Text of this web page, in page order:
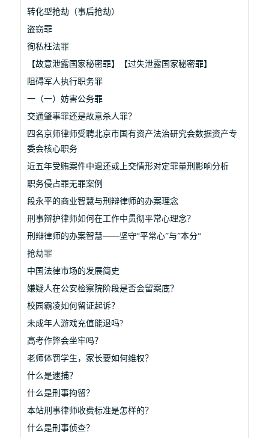
转化型抢劫（事后抢劫）
盗窃罪
徇私枉法罪
【故意泄露国家秘密罪】【过失泄露国家秘密罪】
阻碍军人执行职务罪
一（一）妨害公务罪
交通肇事罪还是故意杀人罪？
四名京师律师受聘北京市国有资产法治研究会数据资产专
委会核心职务
近五年受贿案件中退还或上交情形对定罪量刑影响分析
职务侵占罪无罪案例
段永平的商业智慧与刑辩律师的办案理念
刑事辩护律师如何在工作中贯彻平常心理念？
刑辩律师的办案智慧——坚守“平常心”与”本分“
抢劫罪
中国法律市场的发展简史
嫌疑人在公安检察院阶段是否会留案底？
校园霸凌如何留证起诉？
未成年人游戏充值能退吗?
高考作弊会坐牢吗？
老师体罚学生，家长要如何维权？
什么是逮捕？
什么是刑事拘留？
本站刑事律师收费标准是怎样的？
什么是刑事侦查？